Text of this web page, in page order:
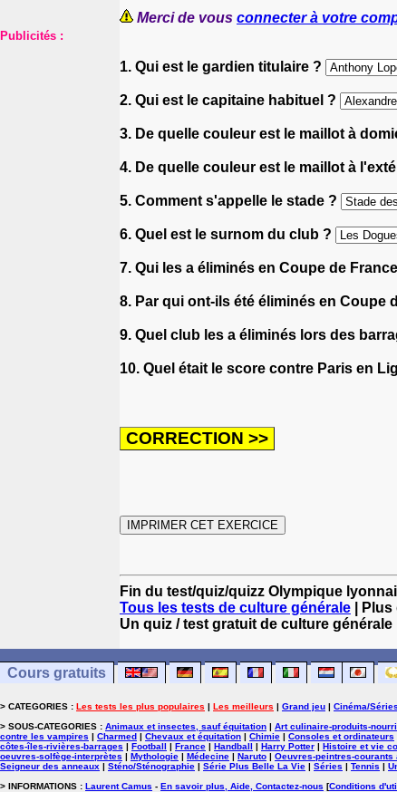
Publicités :
Merci de vous connecter à votre
1. Qui est le gardien titulaire ?
2. Qui est le capitaine habituel ?
3. De quelle couleur est le maillot à
4. De quelle couleur est le maillot à
5. Comment s'appelle le stade ?
6. Quel est le surnom du club ?
7. Qui les a éliminés en Coupe de
8. Par qui ont-ils été éliminés en Coupe
9. Quel club les a éliminés lors des
10. Quel était le score contre Paris en
Fin du test/quiz/quizz Olympique
Tous les tests de culture générale |
Un quiz / test gratuit de culture générale
Cours gratuits
> CATEGORIES : Les tests les plus populaires | Les meilleurs | Grand jeu | Cinéma/Séries
> SOUS-CATEGORIES : Animaux et insectes, sauf équitation | Art culinaire-produits-
contre les vampires | Charmed | Chevaux et équitation | Chimie | Consoles et ordinateurs
côtes-îles-rivières-barrages | Football | France | Handball | Harry Potter | Histoire et vie
oeuvres-solfège-interprètes | Mythologie | Médecine | Naruto | Oeuvres-peintres-
Seigneur des anneaux | Sténo/Sténographie | Série Plus Belle La Vie | Séries | Tennis |
> INFORMATIONS : Laurent Camus - En savoir plus, Aide, Contactez-nous [Conditions